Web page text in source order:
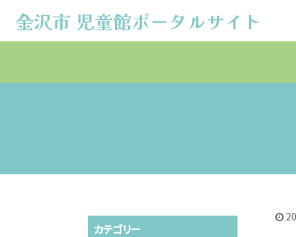
金沢市 児童館ポータルサイト
金沢市 児童館ポータルサイト
カテゴリー